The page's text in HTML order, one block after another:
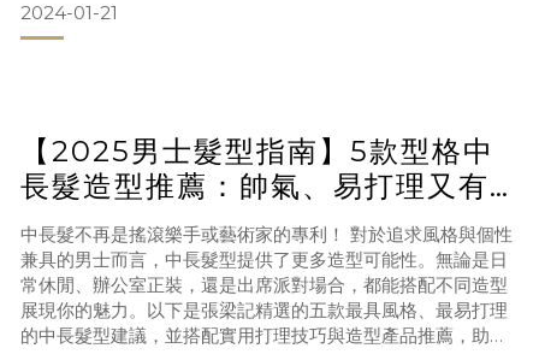
接上洗髮水，先用溫水（不是熱水）把頭皮頭髮打濕。溫水有
助於軟化黏附在髮絲與頭皮上的髮泥，同時打開髮絲鱗片，讓
2024-01-21
【2025男士髮型指南】5款型格中
長髮造型推薦：帥氣、易打理又有
風格
中長髮不再是搖滾樂手或藝術家的專利！ 對於追求風格與個性
兼具的男士而言，中長髮型提供了更多造型可能性。無論是日
常休閒、辦公室正裝，還是出席派對場合，都能搭配不同造型
展現你的魅力。以下是張梁記精選的五款最具風格、最易打理
的中長髮型建議，並搭配實用打理技巧與造型產品推薦，助你